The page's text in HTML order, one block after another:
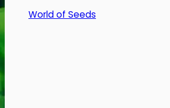
World of Seeds
flere
varianter.
Mulighederne
varesiden